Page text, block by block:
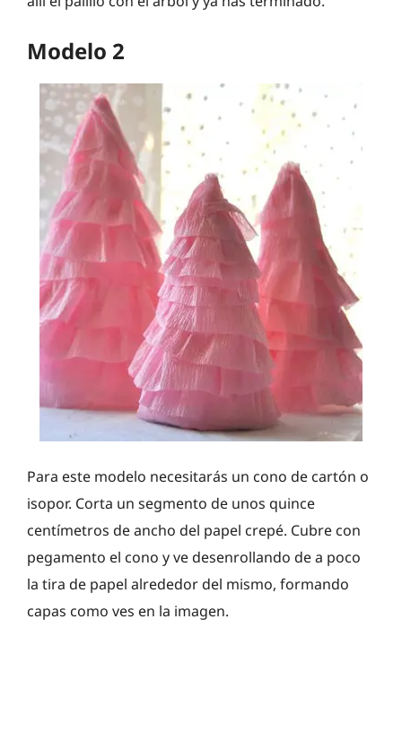
Modelo 2
Para este modelo necesitarás un cono de cartón o
isopor. Corta un segmento de unos quince
centímetros de ancho del papel crepé. Cubre con
pegamento el cono y ve desenrollando de a poco
la tira de papel alrededor del mismo, formando
capas como ves en la imagen.